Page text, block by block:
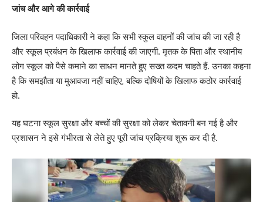
जांच और आगे की कार्रवाई
जिला परिवहन पदाधिकारी ने कहा कि सभी स्कुल वाहनों की जांच की जा रही है
और स्कूल प्रबंधन के खिलाफ कार्रवाई की जाएगी. मृतक के पिता और स्थानीय
लोग स्कूल को पैसे कमाने का साधन मानते हुए सख्त कदम चाहते हैं. उनका कहना
है कि समझौता या मुआवजा नहीं चाहिए, बल्कि दोषियों के खिलाफ कठोर कार्रवाई
हो.
यह घटना स्कूल सुरक्षा और बच्चों की सुरक्षा को लेकर चेतावनी बन गई है और
प्रशासन ने इसे गंभीरता से लेते हुए पूरी जांच प्रक्रिया शुरू कर दी है.